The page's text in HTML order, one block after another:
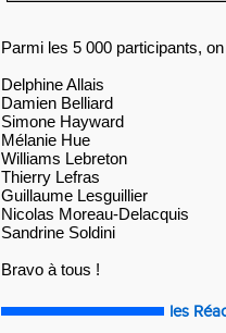
Parmi les 5 000 participants,
Delphine Allais
Damien Belliard
Simone Hayward
Mélanie Hue
Williams Lebreton
Thierry Lefras
Guillaume Lesguillier
Nicolas Moreau-Delacquis
Sandrine Soldini
Bravo à tous !
les